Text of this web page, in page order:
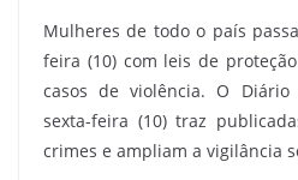
Mulheres de todo o país
feira (10) com leis de
casos de violência. O
sexta-feira (10) traz
crimes e ampliam a vigilância